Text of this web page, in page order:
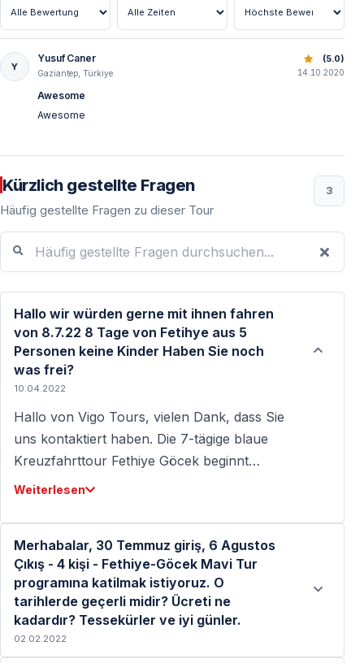
Blaue Kreuzfahrt von Fethiye nach Gocek
Y
Yusuf Caner
Gaziantep, Türkiye
(5.0)
14.10.2020
Awesome
Awesome
Kürzlich gestellte Fragen
Häufig gestellte Fragen zu dieser Tour
3
Hallo wir würden gerne mit ihnen fahren
von 8.7.22 8 Tage von Fetihye aus 5
Personen keine Kinder Haben Sie noch
was frei?
10.04.2022
Hallo von Vigo Tours, vielen Dank, dass Sie
uns kontaktiert haben. Die 7-tägige blaue
Kreuzfahrttour Fethiye Göcek beginnt
samstags. Wir konnten das von Ihnen
nicht vollständig verstehen. Wir bitten Sie, uns
das Datum noch einmal im Format tt/mm/jjjj zu
schreiben. Man sollte wissen: Auf langen
Touren gibt es keine Einzelkabinen. Für 5
Personen sollten also 3 Kabinen gebucht
werden. Beste Grüße, Team Vigo Tours
Weiterlesen
Merhabalar, 30 Temmuz giriş, 6 Agustos
Çıkış - 4 kişi - Fethiye-Göcek Mavi Tur
programına katilmak istiyoruz. O
tarihlerde geçerli midir? Ücreti ne
kadardır? Tessekürler ve iyi günler.
02.02.2022